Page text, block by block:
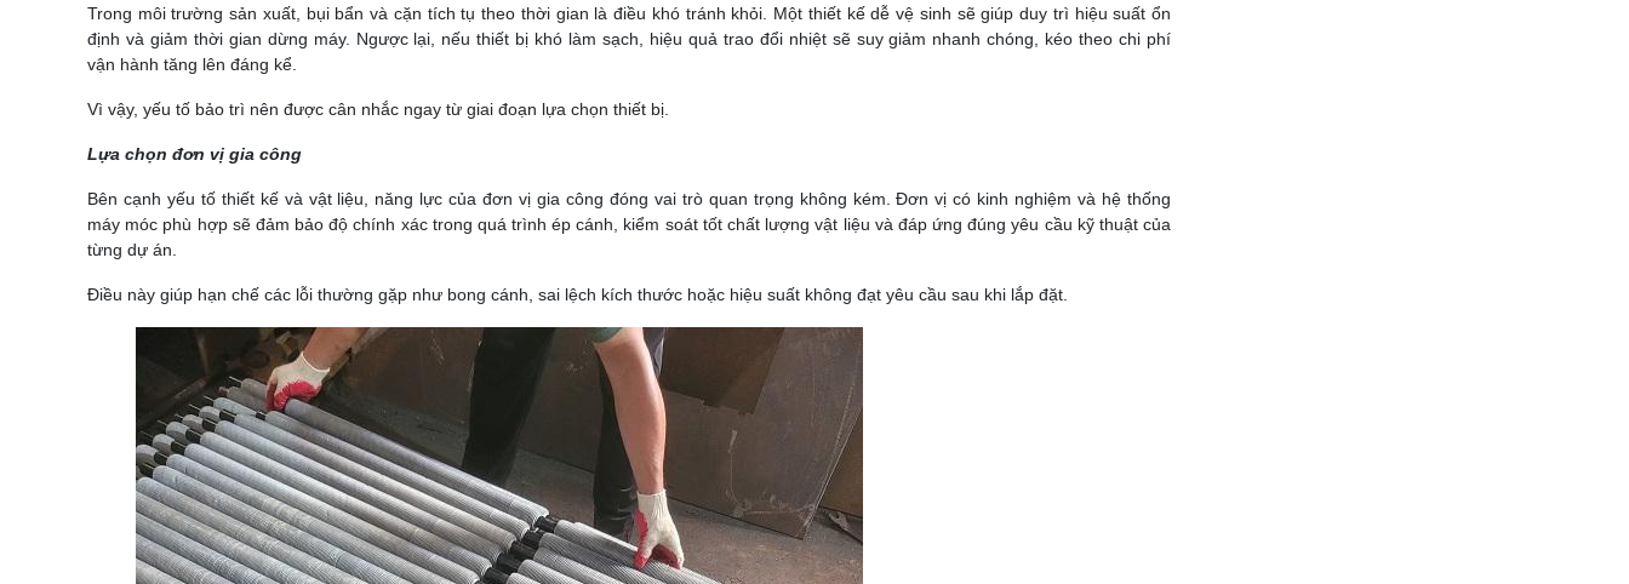
Trong môi trường sản xuất, bụi bẩn và cặn tích tụ theo thời gian là điều khó tránh khỏi. Một thiết kế dễ vệ sinh sẽ giúp duy trì hiệu suất ổn
định và giảm thời gian dừng máy. Ngược lại, nếu thiết bị khó làm sạch, hiệu quả trao đổi nhiệt sẽ suy giảm nhanh chóng, kéo theo chi phí
vận hành tăng lên đáng kể.
Vì vậy, yếu tố bảo trì nên được cân nhắc ngay từ giai đoạn lựa chọn thiết bị.
Lựa chọn đơn vị gia công
Bên cạnh yếu tố thiết kế và vật liệu, năng lực của đơn vị gia công đóng vai trò quan trọng không kém. Đơn vị có kinh nghiệm và hệ thống
máy móc phù hợp sẽ đảm bảo độ chính xác trong quá trình ép cánh, kiểm soát tốt chất lượng vật liệu và đáp ứng đúng yêu cầu kỹ thuật của
từng dự án.
Điều này giúp hạn chế các lỗi thường gặp như bong cánh, sai lệch kích thước hoặc hiệu suất không đạt yêu cầu sau khi lắp đặt.